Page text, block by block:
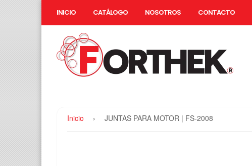
INICIO CATÁLOGO NOSOTROS CONTACTO
Inicio › JUNTAS PARA MOTOR | FS-2008